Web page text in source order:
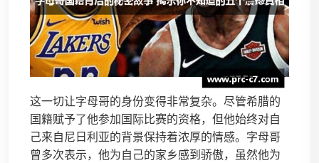
这一切让字母哥的身份变得非常复杂。尽管希腊的
国籍赋予了他参加国际比赛的资格，但他始终对自
己来自尼日利亚的背景保持着浓厚的情感。字母哥
曾多次表示，他为自己的家乡感到骄傲，虽然他为